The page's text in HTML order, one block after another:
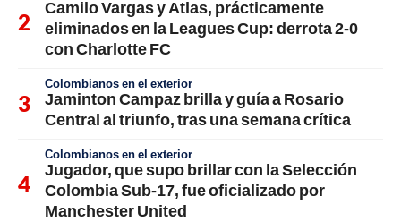
Camilo Vargas y Atlas, prácticamente
eliminados en la Leagues Cup: derrota 2-0
con Charlotte FC
Colombianos en el exterior
Jaminton Campaz brilla y guía a Rosario
Central al triunfo, tras una semana crítica
Colombianos en el exterior
Jugador, que supo brillar con la Selección
Colombia Sub-17, fue oficializado por
Manchester United